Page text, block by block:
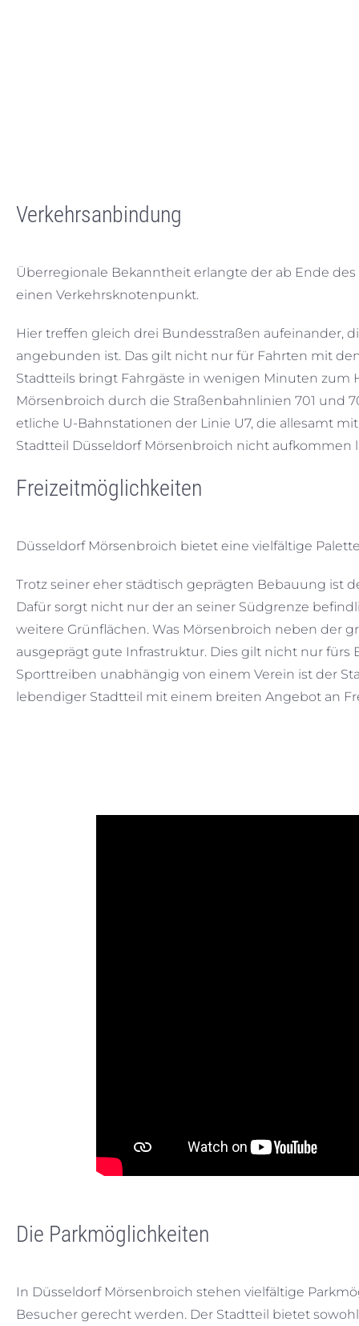
Verkehrsanbindung
Überregionale Bekanntheit erlangte der ab Ende
einen Verkehrsknotenpunkt.
Hier treffen gleich drei Bundesstraßen aufeinander,
angebunden ist. Das gilt nicht nur für Fahrten mit
Stadtteils bringt Fahrgäste in wenigen Minuten zum
Mörsenbroich durch die Straßenbahnlinien 701 und
etliche U-Bahnstationen der Linie U7, die allesamt
Stadtteil Düsseldorf Mörsenbroich nicht aufkommen
Freizeitmöglichkeiten
Düsseldorf Mörsenbroich bietet eine vielfältige
Trotz seiner eher städtisch geprägten Bebauung ist
Dafür sorgt nicht nur der an seiner Südgrenze
weitere Grünflächen. Was Mörsenbroich neben der
ausgeprägt gute Infrastruktur. Dies gilt nicht nur
Sporttreiben unabhängig von einem Verein ist der
lebendiger Stadtteil mit einem breiten Angebot an
Die Parkmöglichkeiten
In Düsseldorf Mörsenbroich stehen vielfältige
Besucher gerecht werden. Der Stadtteil bietet